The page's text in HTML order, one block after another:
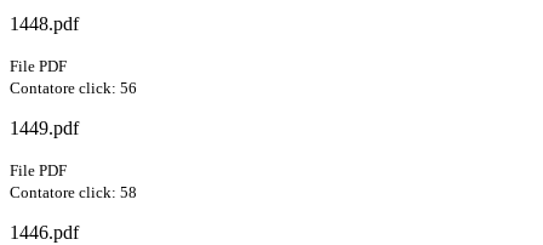
1448.pdf
File PDF
Contatore click: 56
1449.pdf
File PDF
Contatore click: 58
1446.pdf